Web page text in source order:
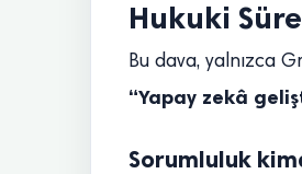
Hukuki
Bu dava, yalnızca
“Yapay zekâ
Sorumluluk